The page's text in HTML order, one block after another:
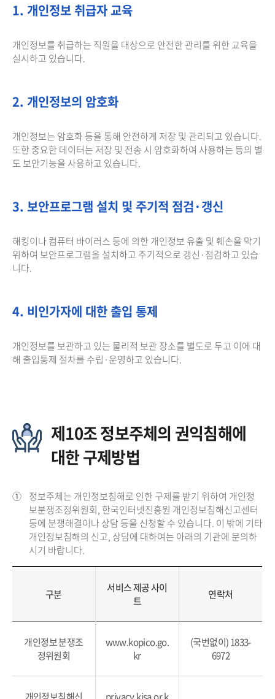
1. 개인정보 취급자 교육
개인정보를 취급하는 직원을 대상으로 안전한 관리를 위한 교육을
실시하고 있습니다.
2. 개인정보의 암호화
개인정보는 암호화 등을 통해 안전하게 저장 및 관리되고 있습니다.
또한 중요한 데이터는 저장 및 전송 시 암호화하여 사용하는 등의 별
도 보안기능을 사용하고 있습니다.
3. 보안프로그램 설치 및 주기적 점검·갱신
해킹이나 컴퓨터 바이러스 등에 의한 개인정보 유출 및 훼손을 막기
위하여 보안프로그램을 설치하고 주기적으로 갱신·점검하고 있습
니다.
4. 비인가자에 대한 출입 통제
개인정보를 보관하고 있는 물리적 보관 장소를 별도로 두고 이에 대
해 출입통제 절차를 수립·운영하고 있습니다.
제10조 정보주체의 권익침해에
대한 구제방법
① 정보주체는 개인정보침해로 인한 구제를 받기 위하여 개인정
보분쟁조정위원회, 한국인터넷진흥원 개인정보침해신고센터
등에 분쟁해결이나 상담 등을 신청할 수 있습니다. 이 밖에 기타
개인정보침해의 신고, 상담에 대하여는 아래의 기관에 문의하
시기 바랍니다.
구분
서비스 제공 사이
트
연락처
개인정보 분쟁조
정위원회
www.kopico.go.
kr
(국번없이) 1833-
6972
개인정보침해신 privacy.kisa.or.k